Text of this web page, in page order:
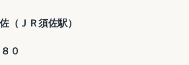
ＪＲ須佐駅）
０